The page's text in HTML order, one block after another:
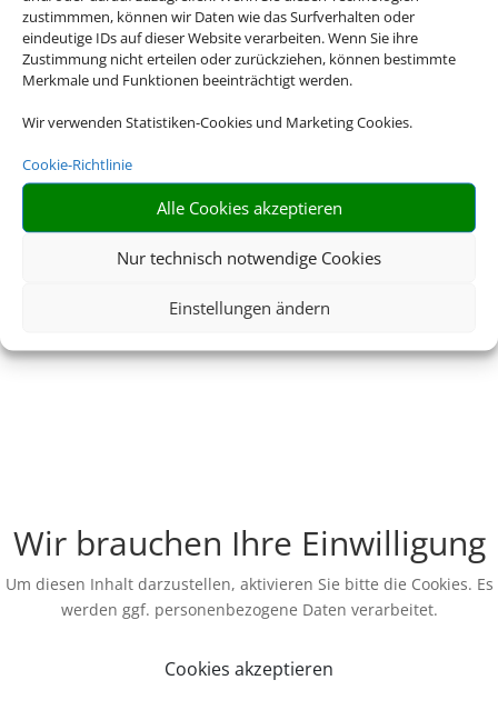
zustimmmen, können wir Daten wie das Surfverhalten oder
eindeutige IDs auf dieser Website verarbeiten. Wenn Sie ihre
Zustimmung nicht erteilen oder zurückziehen, können bestimmte
Merkmale und Funktionen beeinträchtigt werden.
Wir verwenden Statistiken-Cookies und Marketing Cookies.
Cookie-Richtlinie
Alle Cookies akzeptieren
Nur technisch notwendige Cookies
Einstellungen ändern
Wir brauchen Ihre Einwilligung
Um diesen Inhalt darzustellen, aktivieren Sie bitte die Cookies. Es
werden ggf. personenbezogene Daten verarbeitet.
Cookies akzeptieren